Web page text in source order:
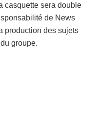
casquette sera double
de News
production des sujets
groupe.